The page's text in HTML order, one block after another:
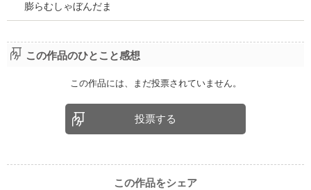
膨らむしゃぼんだま
この作品のひとこと感想
この作品には、まだ投票されていません。
投票する
この作品をシェア